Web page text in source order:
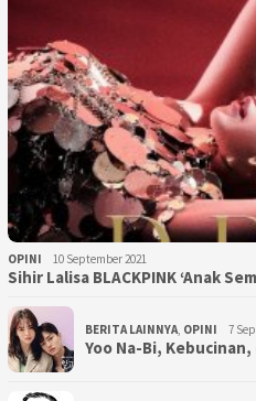
OPINI 10 September 2021
Sihir Lalisa BLACKPINK ‘Anak
BERITA LAINNYA, OPINI 7
Yoo Na-Bi,